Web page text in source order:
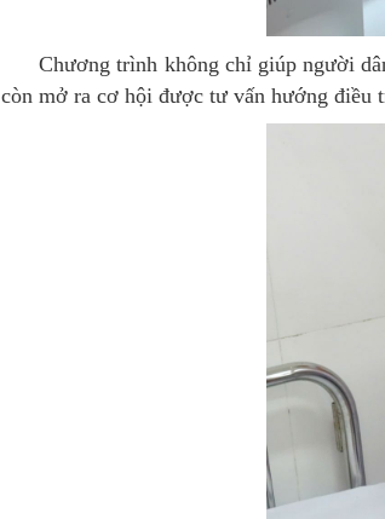
Chương trình không chỉ giúp người dân
còn mở ra cơ hội được tư vấn hướng điều